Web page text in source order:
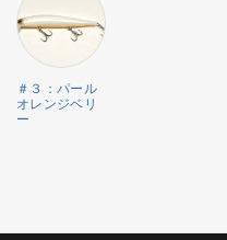
＃３：パール
オレンジベリ
ー